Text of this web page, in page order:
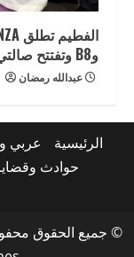
وB8 وتفتتح صالتي عرض رئيسيتين في الرياض وجدة
عبدالله رمضان
الرئيسية عربي
حوادث
© جميع الحقوق